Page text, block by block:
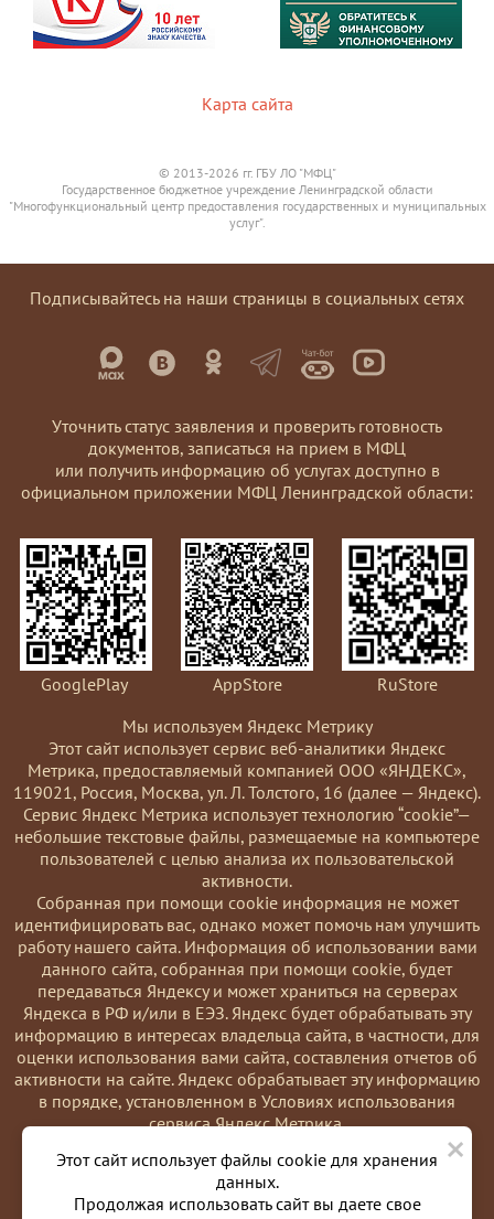
×
Этот сайт использует файлы cookie для хранения
данных.
Продолжая использовать сайт вы даете свое
Карта сайта
© 2013-2026 гг. ГБУ ЛО "МФЦ"
Государственное бюджетное учреждение Ленинградской области
"Многофункциональный центр предоставления государственных и муниципальных
услуг".
Подписывайтесь на наши страницы в социальных сетях
Уточнить статус заявления и проверить готовность
документов, записаться на прием в МФЦ
или получить информацию об услугах доступно в
официальном приложении МФЦ Ленинградской области:
GooglePlay AppStore
RuStore
Мы используем Яндекс Метрику
Этот сайт использует сервис веб-аналитики Яндекс
Метрика, предоставляемый компанией ООО «ЯНДЕКС»,
119021, Россия, Москва, ул. Л. Толстого, 16 (далее — Яндекс).
Сервис Яндекс Метрика использует технологию “cookie”—
небольшие текстовые файлы, размещаемые на компьютере
пользователей с целью анализа их пользовательской
активности.
Coбранная при помощи cookie информация не может
идентифицировать вас, однако может помочь нам улучшить
работу нашего сайта. Информация об использовании вами
данного сайта, собранная при помощи cookie, будет
передаваться Яндексу и может храниться на серверах
Яндекса в РФ и/или в ЕЭЗ. Яндекс будет обрабатывать эту
информацию в интересах владельца сайта, в частности, для
оценки использования вами сайта, составления отчетов об
активности на сайте. Яндекс обрабатывает эту информацию
в порядке, установленном в Условиях использования
сервиса Яндекс Метрика.
Вы можете отказаться от использования cookies, выбрав
соответствующие настройки в браузере. Также вы можете
использовать инструмент —
https://yandex.ru/support/metrika/general/opt-out.html